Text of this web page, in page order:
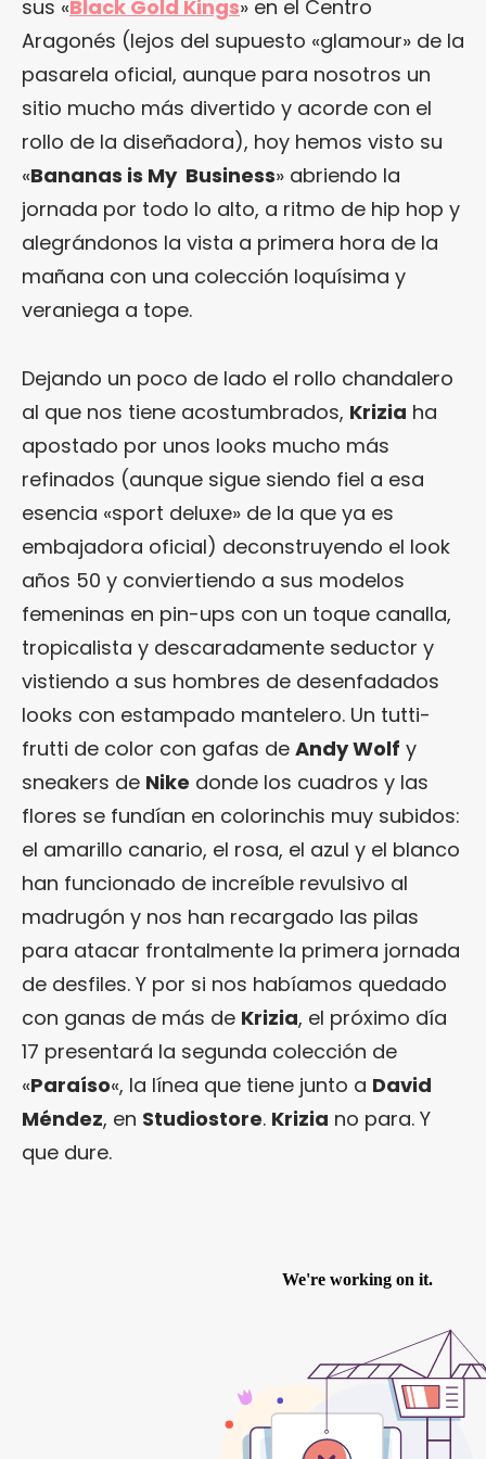
sus «Black Gold Kings» en el Centro
Aragonés (lejos del supuesto «glamour» de la
pasarela oficial, aunque para nosotros un
sitio mucho más divertido y acorde con el
rollo de la diseñadora), hoy hemos visto su
«Bananas is My Business» abriendo la
jornada por todo lo alto, a ritmo de hip hop y
alegrándonos la vista a primera hora de la
mañana con una colección loquísima y
veraniega a tope.
Dejando un poco de lado el rollo chandalero
al que nos tiene acostumbrados, Krizia ha
apostado por unos looks mucho más
refinados (aunque sigue siendo fiel a esa
esencia «sport deluxe» de la que ya es
embajadora oficial) deconstruyendo el look
años 50 y conviertiendo a sus modelos
femeninas en pin-ups con un toque canalla,
tropicalista y descaradamente seductor y
vistiendo a sus hombres de desenfadados
looks con estampado mantelero. Un tutti-
frutti de color con gafas de Andy Wolf y
sneakers de Nike donde los cuadros y las
flores se fundían en colorinchis muy subidos:
el amarillo canario, el rosa, el azul y el blanco
han funcionado de increíble revulsivo al
madrugón y nos han recargado las pilas
para atacar frontalmente la primera jornada
de desfiles. Y por si nos habíamos quedado
con ganas de más de Krizia, el próximo día
17 presentará la segunda colección de
«Paraíso«, la línea que tiene junto a David
Méndez, en Studiostore. Krizia no para. Y
que dure.